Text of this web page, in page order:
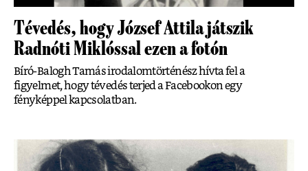
Tévedés, hogy József Attila játszik
Radnóti Miklóssal ezen a fotón
Bíró-Balogh Tamás irodalomtörténész hívta fel a
figyelmet, hogy tévedés terjed a Facebookon egy
fényképpel kapcsolatban.